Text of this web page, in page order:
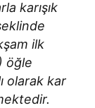
karışık
ilk
öğle
olarak kar